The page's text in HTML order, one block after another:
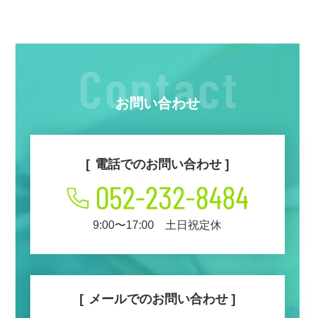
お問い合わせ
電話でのお問い合わせ
9:00〜17:00 土日祝定休
メールでのお問い合わせ